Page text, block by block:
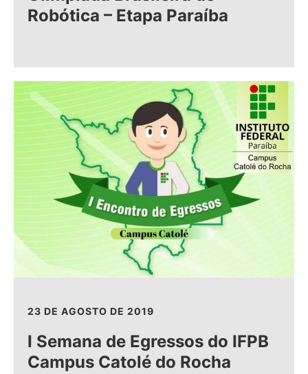
Robótica – Etapa Paraíba
23 DE AGOSTO DE 2019
I Semana de Egressos do IFPB
Campus Catolé do Rocha